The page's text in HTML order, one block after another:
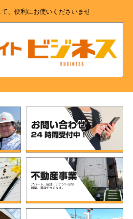
、便利にお使いくださいませ